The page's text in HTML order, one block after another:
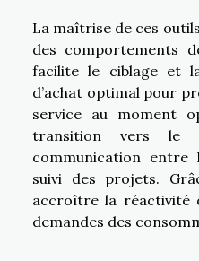
La maîtrise de ces
des comportements
facilite le ciblage et
d’achat optimal pour
service au moment
transition vers le
communication
suivi des projets.
accroître la réactivité
demandes des